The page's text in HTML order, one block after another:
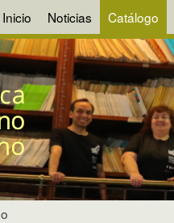
Inicio Noticias Catálogo